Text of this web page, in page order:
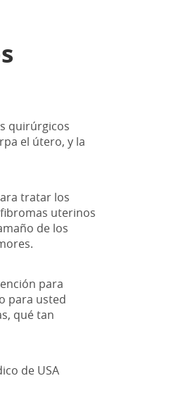
quirúrgicos
el útero, y la
tratar los
uterinos
de los
para
para usted
qué tan
de USA